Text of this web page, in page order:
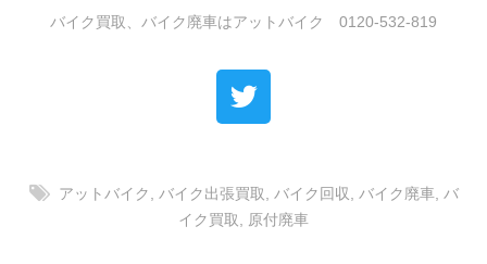
バイク買取、バイク廃車はアットバイク 0120-532-819
アットバイク , バイク出張買取 , バイク回収 , バイク廃車, バ
イク買取 , 原付廃車